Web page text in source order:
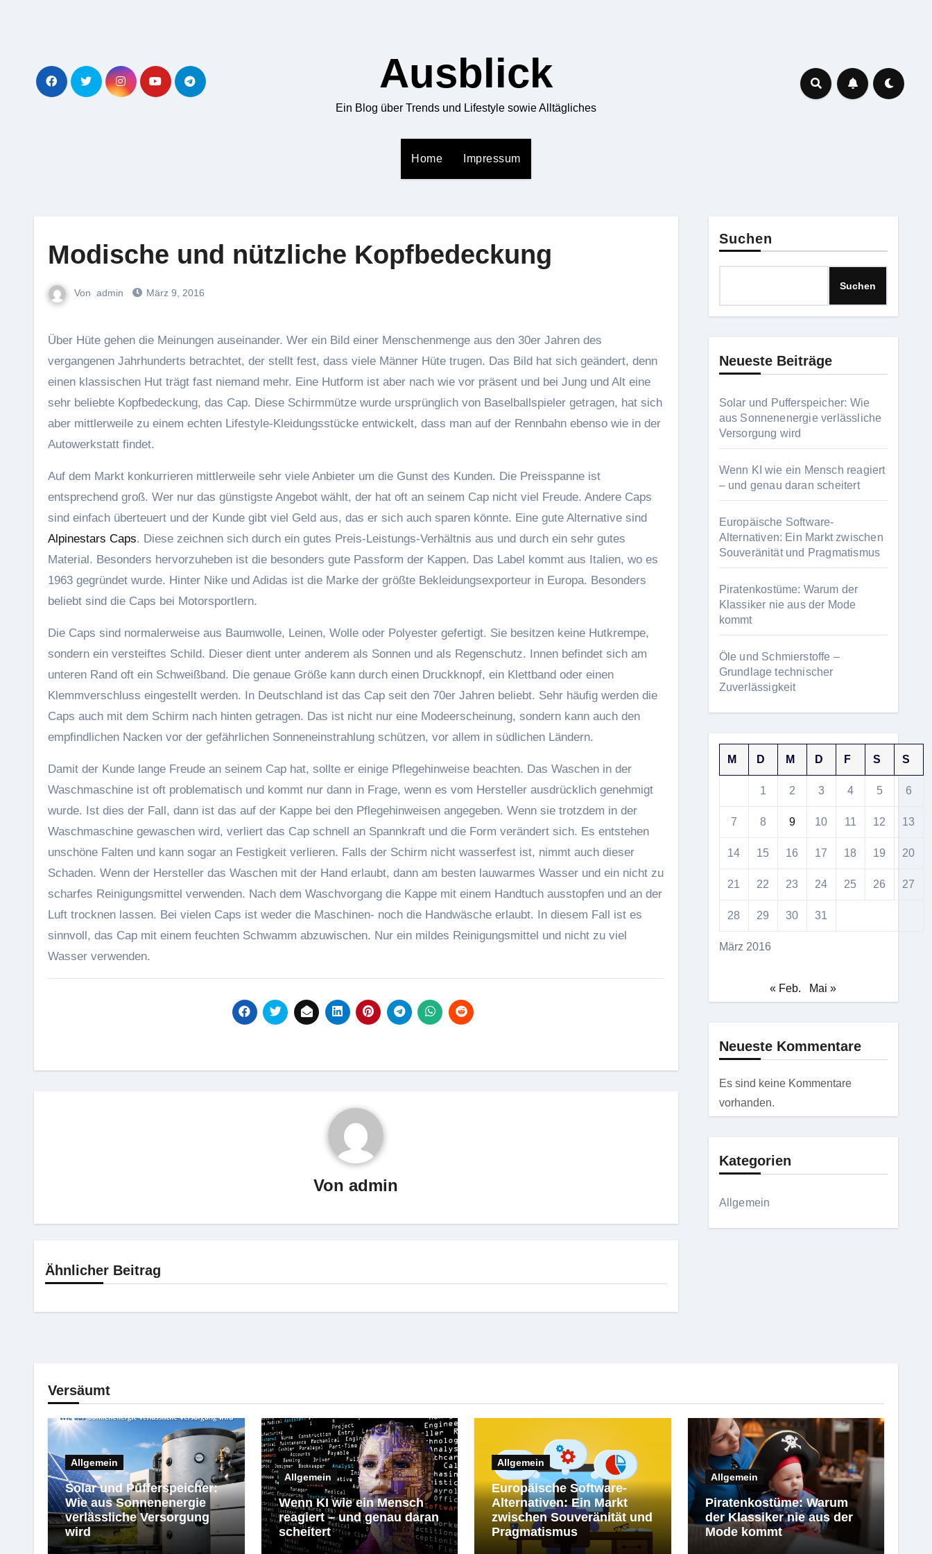
Ausblick
Ein Blog über Trends und Lifestyle sowie Alltägliches
Home Impressum
Modische und nützliche Kopfbedeckung
Von admin März 9, 2016
Über Hüte gehen die Meinungen auseinander. Wer ein Bild einer Menschenmenge aus den 30er Jahren des
vergangenen Jahrhunderts betrachtet, der stellt fest, dass viele Männer Hüte trugen. Das Bild hat sich geändert, denn
einen klassischen Hut trägt fast niemand mehr. Eine Hutform ist aber nach wie vor präsent und bei Jung und Alt eine
sehr beliebte Kopfbedeckung, das Cap. Diese Schirmmütze wurde ursprünglich von Baselballspieler getragen, hat sich
aber mittlerweile zu einem echten Lifestyle-Kleidungsstücke entwickelt, dass man auf der Rennbahn ebenso wie in der
Autowerkstatt findet.
Auf dem Markt konkurrieren mittlerweile sehr viele Anbieter um die Gunst des Kunden. Die Preisspanne ist
entsprechend groß. Wer nur das günstigste Angebot wählt, der hat oft an seinem Cap nicht viel Freude. Andere Caps
sind einfach überteuert und der Kunde gibt viel Geld aus, das er sich auch sparen könnte. Eine gute Alternative sind
Alpinestars Caps. Diese zeichnen sich durch ein gutes Preis-Leistungs-Verhältnis aus und durch ein sehr gutes
Material. Besonders hervorzuheben ist die besonders gute Passform der Kappen. Das Label kommt aus Italien, wo es
1963 gegründet wurde. Hinter Nike und Adidas ist die Marke der größte Bekleidungsexporteur in Europa. Besonders
beliebt sind die Caps bei Motorsportlern.
Die Caps sind normalerweise aus Baumwolle, Leinen, Wolle oder Polyester gefertigt. Sie besitzen keine Hutkrempe,
sondern ein versteiftes Schild. Dieser dient unter anderem als Sonnen und als Regenschutz. Innen befindet sich am
unteren Rand oft ein Schweißband. Die genaue Größe kann durch einen Druckknopf, ein Klettband oder einen
Klemmverschluss eingestellt werden. In Deutschland ist das Cap seit den 70er Jahren beliebt. Sehr häufig werden die
Caps auch mit dem Schirm nach hinten getragen. Das ist nicht nur eine Modeerscheinung, sondern kann auch den
empfindlichen Nacken vor der gefährlichen Sonneneinstrahlung schützen, vor allem in südlichen Ländern.
Damit der Kunde lange Freude an seinem Cap hat, sollte er einige Pflegehinweise beachten. Das Waschen in der
Waschmaschine ist oft problematisch und kommt nur dann in Frage, wenn es vom Hersteller ausdrücklich genehmigt
wurde. Ist dies der Fall, dann ist das auf der Kappe bei den Pflegehinweisen angegeben. Wenn sie trotzdem in der
Waschmaschine gewaschen wird, verliert das Cap schnell an Spannkraft und die Form verändert sich. Es entstehen
unschöne Falten und kann sogar an Festigkeit verlieren. Falls der Schirm nicht wasserfest ist, nimmt auch dieser
Schaden. Wenn der Hersteller das Waschen mit der Hand erlaubt, dann am besten lauwarmes Wasser und ein nicht zu
scharfes Reinigungsmittel verwenden. Nach dem Waschvorgang die Kappe mit einem Handtuch ausstopfen und an der
Luft trocknen lassen. Bei vielen Caps ist weder die Maschinen- noch die Handwäsche erlaubt. In diesem Fall ist es
sinnvoll, das Cap mit einem feuchten Schwamm abzuwischen. Nur ein mildes Reinigungsmittel und nicht zu viel
Wasser verwenden.
Vonadmin
Ähnlicher Beitrag
Suchen
Suchen
Neueste Beiträge
Solar und Pufferspeicher: Wie
aus Sonnenenergie verlässliche
Versorgung wird
Wenn KI wie ein Mensch reagiert
– und genau daran scheitert
Europäische Software-
Alternativen: Ein Markt zwischen
Souveränität und Pragmatismus
Piratenkostüme: Warum der
Klassiker nie aus der Mode
kommt
Öle und Schmierstoffe –
Grundlage technischer
Zuverlässigkeit
März 2016
M D M D F S S
1 2 3 4 5 6
7 8 9 10 11 12 13
14 15 16 17 18 19 20
21 22 23 24 25 26 27
28 29 30 31
« Feb. Mai »
Neueste Kommentare
Es sind keine Kommentare
vorhanden.
Kategorien
Allgemein
Versäumt
Allgemein
Solar und Pufferspeicher:
Wie aus Sonnenenergie
verlässliche Versorgung
wird
Allgemein
Wenn KI wie ein Mensch
reagiert – und genau daran
scheitert
Allgemein
Europäische Software-
Alternativen: Ein Markt
zwischen Souveränität und
Pragmatismus
Allgemein
Piratenkostüme: Warum
der Klassiker nie aus der
Mode kommt